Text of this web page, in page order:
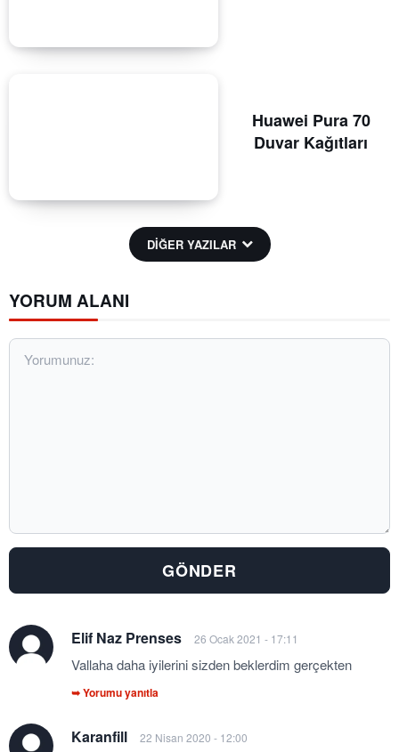
Huawei Pura 70
Duvar Kağıtları
DİĞER YAZILAR
YORUM ALANI
Elif Naz Prenses 26 Ocak 2021 - 17:11
Vallaha daha iyilerini sizden beklerdim gerçekten
➥ Yorumu yanıtla
Karanfill 22 Nisan 2020 - 12:00